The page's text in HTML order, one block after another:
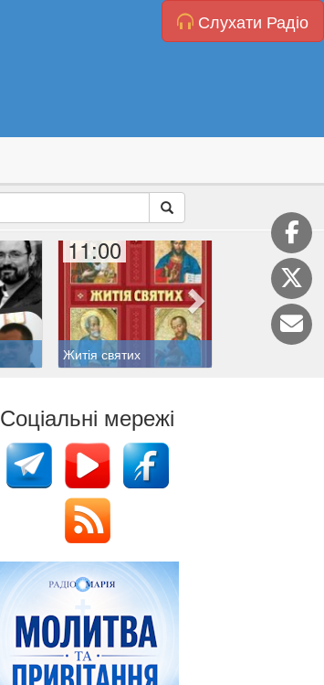
Слухати Радіо
11:00
Житія святих
11:20
Соціальні мережі